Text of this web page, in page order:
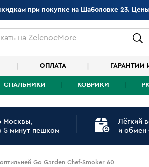
скидкам при покупке на Шаболовке 23.
на ZelenoeMore
ОПЛАТА ГАРАНТИИ
СПАЛЬНИКИ КОВРИКИ
Москвы,
5 минут пешком
Лёгкий
и обмен
Go Garden Chef-Smoker 60